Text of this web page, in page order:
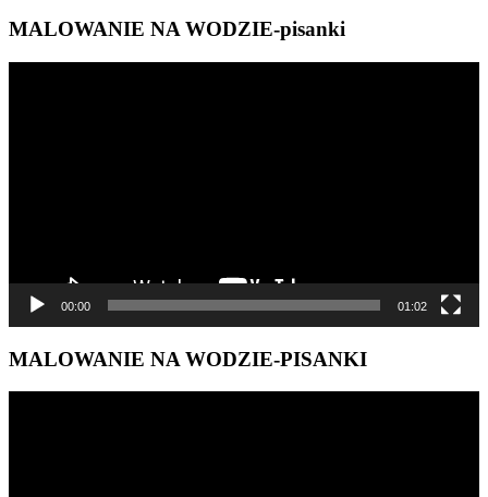
MALOWANIE NA WODZIE-pisanki
00:00 01:02
MALOWANIE NA WODZIE-PISANKI